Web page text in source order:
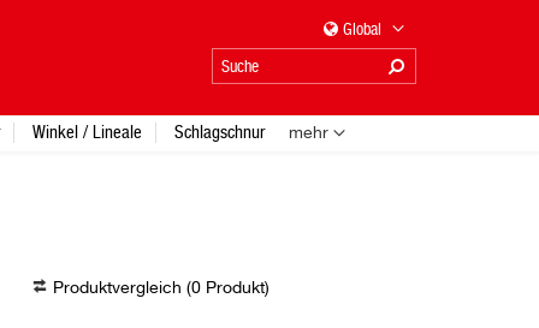
Produktvergleich (0 Produkt)
Global
Winkel / Lineale Schlagschnur mehr